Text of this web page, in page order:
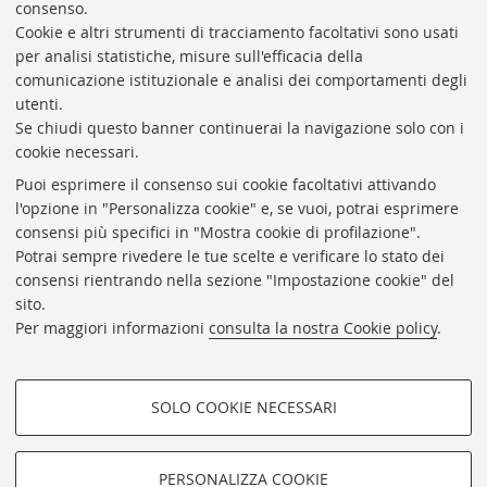
consenso.
Cookie e altri strumenti di tracciamento facoltativi sono usati
per analisi statistiche, misure sull'efficacia della
comunicazione istituzionale e analisi dei comportamenti degli
utenti.
Se chiudi questo banner continuerai la navigazione solo con i
cookie necessari.
Puoi esprimere il consenso sui cookie facoltativi attivando
l'opzione in "Personalizza cookie" e, se vuoi, potrai esprimere
consensi più specifici in "Mostra cookie di profilazione".
Potrai sempre rivedere le tue scelte e verificare lo stato dei
consensi rientrando nella sezione "Impostazione cookie" del
sito.
Per maggiori informazioni consulta la nostra Cookie policy.
COOKIE DI PROFILAZIONE -
FACOLTATIVI
SOLO COOKIE NECESSARI
PERSONALIZZA COOKIE
Responsabile scientifico: prof. Roberto Balzani
Coordinatrice gestionale: Maria Pia Torricelli
Archivio storico dell'Università di Bologna
Via Zamboni, 33 - 40126 Bologna (BO)
Dove siamo
Regolamento
Privacy e note legali